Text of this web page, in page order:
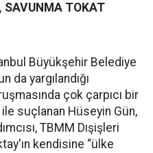
SAVUNMA TOKAT
Büyükşehir Belediye
da yargılandığı
çok çarpıcı bir
suçlanan Hüseyin Gün,
TBMM Dışişleri
kendisine “ülke